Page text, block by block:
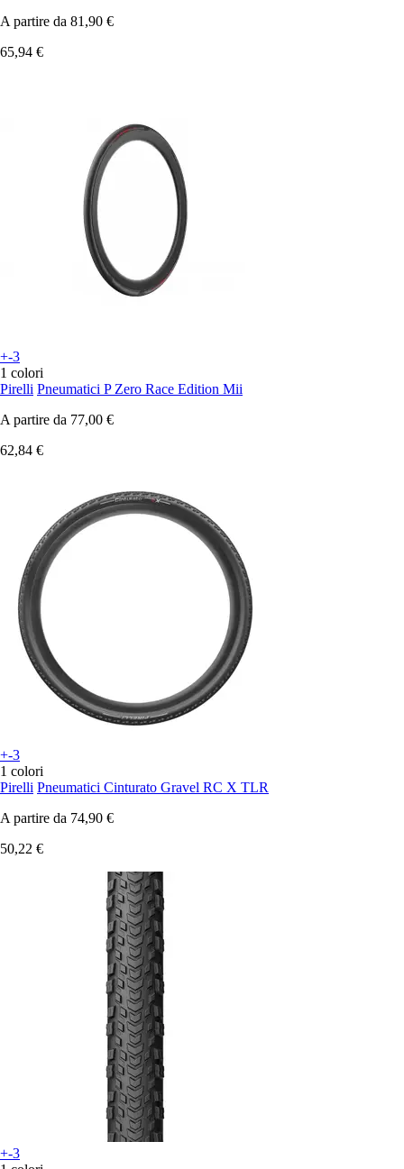
A partire da 81,90 €
65,94 €
+-3
1 colori
Pirelli Pneumatici P Zero Race Edition Mii
A partire da 77,00 €
62,84 €
+-3
1 colori
Pirelli Pneumatici Cinturato Gravel RC X TLR
A partire da 74,90 €
50,22 €
+-3